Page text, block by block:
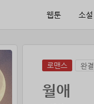
웹툰 소설
로맨스 완결
월애